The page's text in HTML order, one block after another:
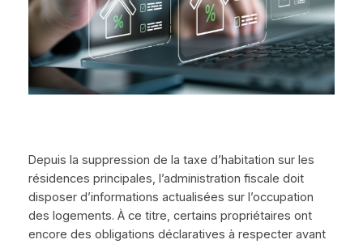
Depuis la suppression de la taxe d’habitation sur les
résidences principales, l’administration fiscale doit
disposer d’informations actualisées sur l’occupation
des logements. À ce titre, certains propriétaires ont
encore des obligations déclaratives à respecter avant